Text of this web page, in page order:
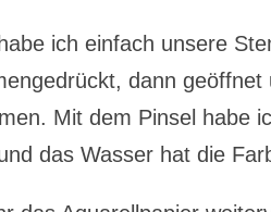
ich einfach unsere
dann
Mit dem Pinsel habe
das Wasser hat die